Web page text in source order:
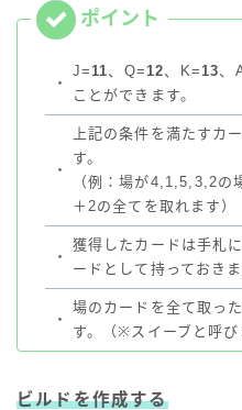
・
J= 11、Q= 12、K= 13、
ことができます。
・
上記の条件を満たすカ
す。
（例：場が4,1,5,3,2の
＋2の全てを取れます）
・
獲得したカードは手札
ードとして持っておきま
・
場のカードを全て取っ
す。（※スイーブと呼び
ビルドを作成する